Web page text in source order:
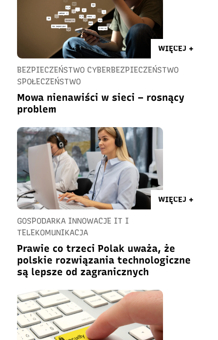
WIĘCEJ +
BEZPIECZEŃSTWO CYBERBEZPIECZEŃSTWO
SPOŁECZEŃSTWO
Mowa nienawiści w sieci – rosnący
problem
WIĘCEJ +
GOSPODARKA INNOWACJE IT I
TELEKOMUNIKACJA
Prawie co trzeci Polak uważa, że
polskie rozwiązania technologiczne
są lepsze od zagranicznych